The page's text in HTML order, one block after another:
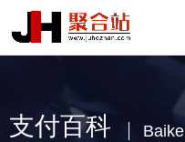
支付百科 Baike